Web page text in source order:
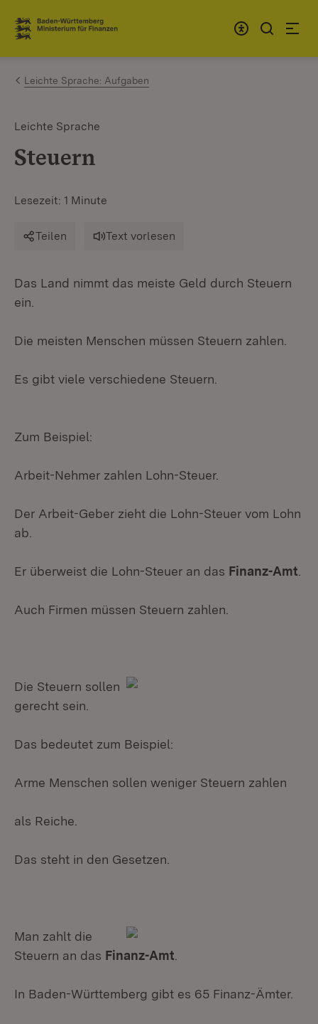
Zum Inhalt springen
Link zur Startseite
Leichte Sprache: Aufgaben
Leichte Sprache
Steuern
Lesezeit: 1 Minute
Teilen Text vorlesen
Das Land nimmt das meiste Geld durch Steuern
ein.
Die meisten Menschen müssen Steuern zahlen.
Es gibt viele verschiedene Steuern.
Zum Beispiel:
Arbeit-Nehmer zahlen Lohn-Steuer.
Der Arbeit-Geber zieht die Lohn-Steuer vom Lohn
ab.
Er überweist die Lohn-Steuer an das Finanz-Amt
Auch Firmen müssen Steuern zahlen.
Die Steuern sollen
gerecht sein.
Das bedeutet zum Beispiel:
Arme Menschen sollen weniger Steuern zahlen
als Reiche.
Das steht in den Gesetzen.
Man zahlt die
Steuern an das Finanz-Amt
In Baden-Württemberg gibt es 65 Finanz-Ämter.